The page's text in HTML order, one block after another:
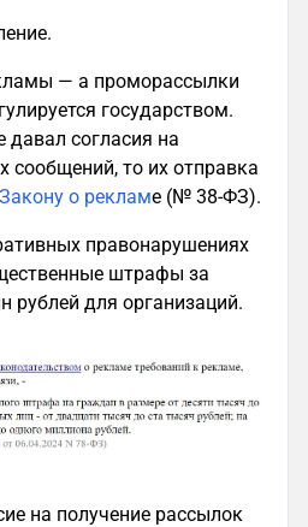
— а проморассылки
государством.
давал согласия на
сообщений, то их отправка
Закону о рекламе (№ 38-ФЗ).
правонарушениях
штрафы за
рублей для организаций.
на получение рассылок